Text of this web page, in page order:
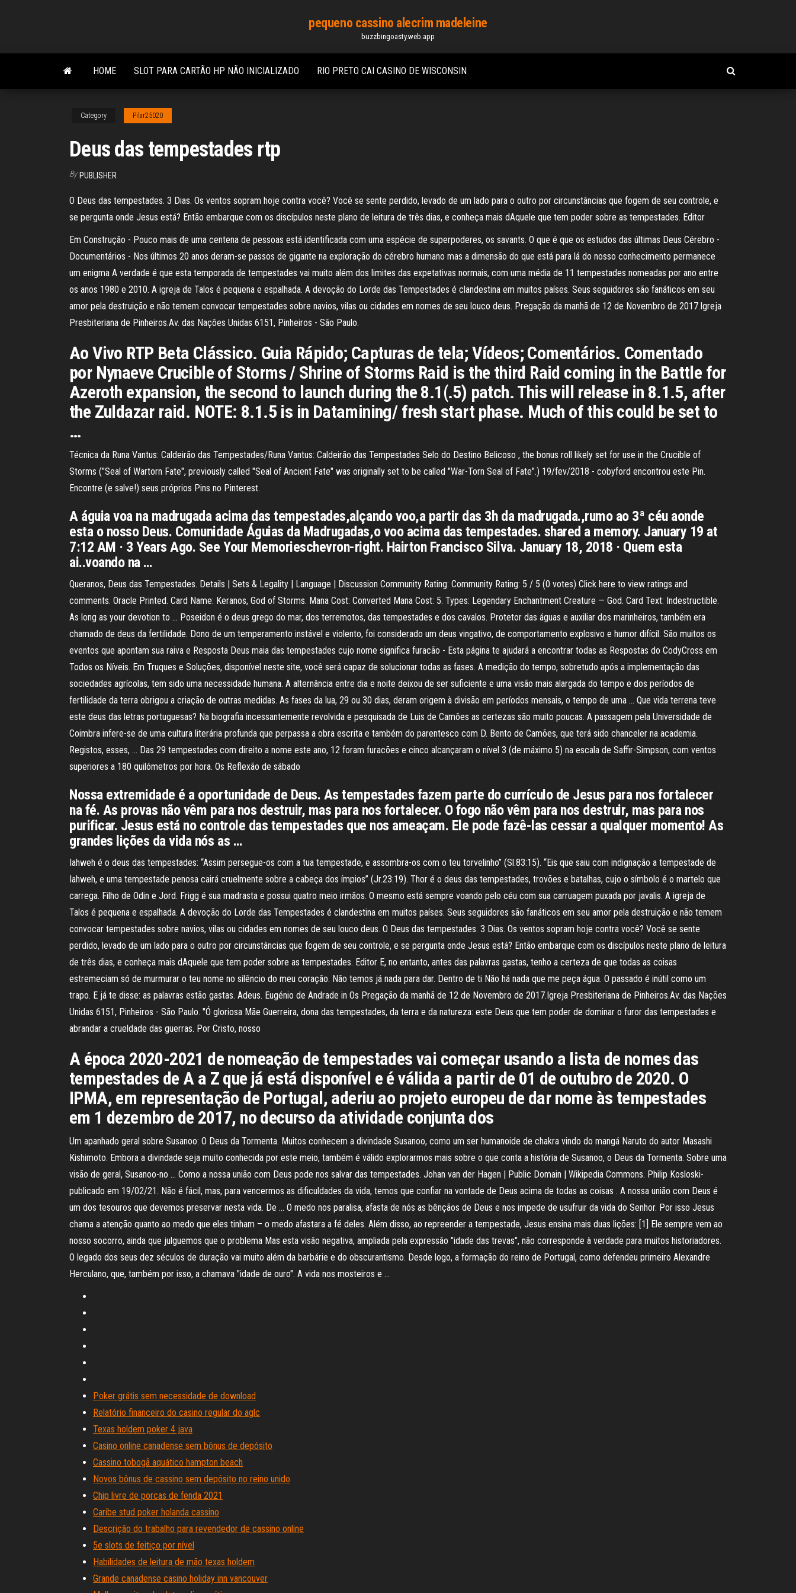
content
pequeno cassino alecrim madeleine
buzzbingoasty.web.app
HOME SLOT PARA CARTÃO HP NÃO INICIALIZADO RIO PRETO CAI CASINO DE WISCONSIN
Category Pilar25020
Deus das tempestades rtp
By PUBLISHER
O Deus das tempestades. 3 Dias. Os ventos sopram hoje contra você? Você se sente perdido, levado de um lado para o outro por circunstâncias que fogem de seu controle, e
se pergunta onde Jesus está? Então embarque com os discípulos neste plano de leitura de três dias, e conheça mais dAquele que tem poder sobre as tempestades. Editor
Em Construção - Pouco mais de uma centena de pessoas está identificada com uma espécie de superpoderes, os savants. O que é que os estudos das últimas Deus Cérebro -
Documentários - Nos últimos 20 anos deram-se passos de gigante na exploração do cérebro humano mas a dimensão do que está para lá do nosso conhecimento permanece
um enigma A verdade é que esta temporada de tempestades vai muito além dos limites das expetativas normais, com uma média de 11 tempestades nomeadas por ano entre
os anos 1980 e 2010. A igreja de Talos é pequena e espalhada. A devoção do Lorde das Tempestades é clandestina em muitos países. Seus seguidores são fanáticos em seu
amor pela destruição e não temem convocar tempestades sobre navios, vilas ou cidades em nomes de seu louco deus. Pregação da manhã de 12 de Novembro de 2017.Igreja
Presbiteriana de Pinheiros.Av. das Nações Unidas 6151, Pinheiros - São Paulo.
Ao Vivo RTP Beta Clássico. Guia Rápido; Capturas de tela; Vídeos; Comentários. Comentado
por Nynaeve Crucible of Storms / Shrine of Storms Raid is the third Raid coming in the Battle for
Azeroth expansion, the second to launch during the 8.1(.5) patch. This will release in 8.1.5, after
the Zuldazar raid. NOTE: 8.1.5 is in Datamining/ fresh start phase. Much of this could be set to
…
Técnica da Runa Vantus: Caldeirão das Tempestades/Runa Vantus: Caldeirão das Tempestades Selo do Destino Belicoso , the bonus roll likely set for use in the Crucible of
Storms ("Seal of Wartorn Fate", previously called "Seal of Ancient Fate" was originally set to be called "War-Torn Seal of Fate".) 19/fev/2018 - cobyford encontrou este Pin.
Encontre (e salve!) seus próprios Pins no Pinterest.
A águia voa na madrugada acima das tempestades,alçando voo,a partir das 3h da madrugada.,rumo ao 3ª céu aonde
esta o nosso Deus. Comunidade Águias da Madrugadas,o voo acima das tempestades. shared a memory. January 19 at
7:12 AM · 3 Years Ago. See Your Memorieschevron-right. Hairton Francisco Silva. January 18, 2018 · Quem esta
ai..voando na …
Queranos, Deus das Tempestades. Details | Sets & Legality | Language | Discussion Community Rating: Community Rating: 5 / 5 (0 votes) Click here to view ratings and
comments. Oracle Printed. Card Name: Keranos, God of Storms. Mana Cost: Converted Mana Cost: 5. Types: Legendary Enchantment Creature — God. Card Text: Indestructible.
As long as your devotion to … Poseidon é o deus grego do mar, dos terremotos, das tempestades e dos cavalos. Protetor das águas e auxiliar dos marinheiros, também era
chamado de deus da fertilidade. Dono de um temperamento instável e violento, foi considerado um deus vingativo, de comportamento explosivo e humor difícil. São muitos os
eventos que apontam sua raiva e Resposta Deus maia das tempestades cujo nome significa furacão - Esta página te ajudará a encontrar todas as Respostas do CodyCross em
Todos os Níveis. Em Truques e Soluções, disponível neste site, você será capaz de solucionar todas as fases. A medição do tempo, sobretudo após a implementação das
sociedades agrícolas, tem sido uma necessidade humana. A alternância entre dia e noite deixou de ser suficiente e uma visão mais alargada do tempo e dos períodos de
fertilidade da terra obrigou a criação de outras medidas. As fases da lua, 29 ou 30 dias, deram origem à divisão em períodos mensais, o tempo de uma … Que vida terrena teve
este deus das letras portuguesas? Na biografia incessantemente revolvida e pesquisada de Luis de Camões as certezas são muito poucas. A passagem pela Universidade de
Coimbra infere-se de uma cultura literária profunda que perpassa a obra escrita e também do parentesco com D. Bento de Camões, que terá sido chanceler na academia.
Registos, esses, … Das 29 tempestades com direito a nome este ano, 12 foram furacões e cinco alcançaram o nível 3 (de máximo 5) na escala de Saffir-Simpson, com ventos
superiores a 180 quilómetros por hora. Os Reflexão de sábado
Nossa extremidade é a oportunidade de Deus. As tempestades fazem parte do currículo de Jesus para nos fortalecer
na fé. As provas não vêm para nos destruir, mas para nos fortalecer. O fogo não vêm para nos destruir, mas para nos
purificar. Jesus está no controle das tempestades que nos ameaçam. Ele pode fazê-las cessar a qualquer momento! As
grandes lições da vida nós as …
Iahweh é o deus das tempestades: “Assim persegue-os com a tua tempestade, e assombra-os com o teu torvelinho” (Sl.83:15). “Eis que saiu com indignação a tempestade de
Iahweh, e uma tempestade penosa cairá cruelmente sobre a cabeça dos ímpios” (Jr.23:19). Thor é o deus das tempestades, trovões e batalhas, cujo o símbolo é o martelo que
carrega. Filho de Odin e Jord. Frigg é sua madrasta e possui quatro meio irmãos. O mesmo está sempre voando pelo céu com sua carruagem puxada por javalis. A igreja de
Talos é pequena e espalhada. A devoção do Lorde das Tempestades é clandestina em muitos países. Seus seguidores são fanáticos em seu amor pela destruição e não temem
convocar tempestades sobre navios, vilas ou cidades em nomes de seu louco deus. O Deus das tempestades. 3 Dias. Os ventos sopram hoje contra você? Você se sente
perdido, levado de um lado para o outro por circunstâncias que fogem de seu controle, e se pergunta onde Jesus está? Então embarque com os discípulos neste plano de leitura
de três dias, e conheça mais dAquele que tem poder sobre as tempestades. Editor E, no entanto, antes das palavras gastas, tenho a certeza de que todas as coisas
estremeciam só de murmurar o teu nome no silêncio do meu coração. Não temos já nada para dar. Dentro de ti Não há nada que me peça água. O passado é inútil como um
trapo. E já te disse: as palavras estão gastas. Adeus. Eugénio de Andrade in Os Pregação da manhã de 12 de Novembro de 2017.Igreja Presbiteriana de Pinheiros.Av. das Nações
Unidas 6151, Pinheiros - São Paulo. "Ó gloriosa Mãe Guerreira, dona das tempestades, da terra e da natureza: este Deus que tem poder de dominar o furor das tempestades e
abrandar a crueldade das guerras. Por Cristo, nosso
A época 2020-2021 de nomeação de tempestades vai começar usando a lista de nomes das
tempestades de A a Z que já está disponível e é válida a partir de 01 de outubro de 2020. O
IPMA, em representação de Portugal, aderiu ao projeto europeu de dar nome às tempestades
em 1 dezembro de 2017, no decurso da atividade conjunta dos
Um apanhado geral sobre Susanoo: O Deus da Tormenta. Muitos conhecem a divindade Susanoo, como um ser humanoide de chakra vindo do mangá Naruto do autor Masashi
Kishimoto. Embora a divindade seja muito conhecida por este meio, também é válido explorarmos mais sobre o que conta a história de Susanoo, o Deus da Tormenta. Sobre uma
visão de geral, Susanoo-no … Como a nossa união com Deus pode nos salvar das tempestades. Johan van der Hagen | Public Domain | Wikipedia Commons. Philip Kosloski-
publicado em 19/02/21. Não é fácil, mas, para vencermos as dificuldades da vida, temos que confiar na vontade de Deus acima de todas as coisas . A nossa união com Deus é
um dos tesouros que devemos preservar nesta vida. De … O medo nos paralisa, afasta de nós as bênçãos de Deus e nos impede de usufruir da vida do Senhor. Por isso Jesus
chama a atenção quanto ao medo que eles tinham – o medo afastara a fé deles. Além disso, ao repreender a tempestade, Jesus ensina mais duas lições: [1] Ele sempre vem ao
nosso socorro, ainda que julguemos que o problema Mas esta visão negativa, ampliada pela expressão "idade das trevas", não corresponde à verdade para muitos historiadores.
O legado dos seus dez séculos de duração vai muito além da barbárie e do obscurantismo. Desde logo, a formação do reino de Portugal, como defendeu primeiro Alexandre
Herculano, que, também por isso, a chamava "idade de ouro". A vida nos mosteiros e …
Poker grátis sem necessidade de download
Relatório financeiro do casino regular do aglc
Texas holdem poker 4 java
Casino online canadense sem bônus de depósito
Cassino tobogã aquático hampton beach
Novos bônus de cassino sem depósito no reino unido
Chip livre de porcas de fenda 2021
Caribe stud poker holanda cassino
Descrição do trabalho para revendedor de cassino online
5e slots de feitiço por nível
Habilidades de leitura de mão texas holdem
Grande canadense casino holiday inn vancouver